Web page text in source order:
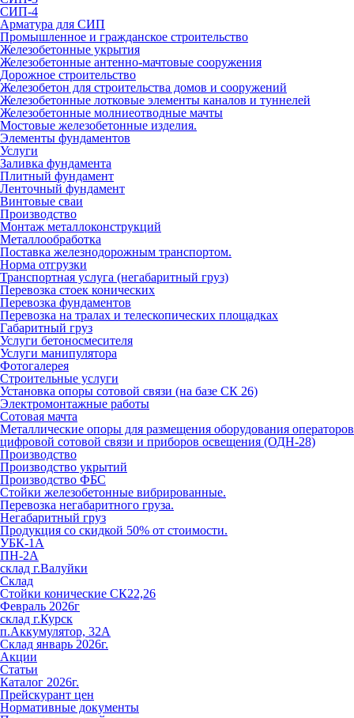
СИП-4
Арматура для СИП
Промышленное и гражданское строительство
Железобетонные укрытия
Железобетонные антенно-мачтовые сооружения
Дорожное строительство
Железобетон для строительства домов и сооружений
Железобетонные лотковые элементы каналов и туннелей
Железобетонные молниеотводные мачты
Мостовые железобетонные изделия.
Элементы фундаментов
Услуги
Заливка фундамента
Плитный фундамент
Ленточный фундамент
Винтовые сваи
Производство
Монтаж металлоконструкций
Металлообработка
Поставка железнодорожным транспортом.
Норма отгрузки
Транспортная услуга (негабаритный груз)
Перевозка стоек конических
Перевозка фундаментов
Перевозка на тралах и телескопических площадках
Габаритный груз
Услуги бетоносмесителя
Услуги манипулятора
Фотогалерея
Строительные услуги
Установка опоры сотовой связи (на базе СК 26)
Электромонтажные работы
Сотовая мачта
Металлические опоры для размещения оборудования операторов
цифровой сотовой связи и приборов освещения (ОДН-28)
Производство
Производство укрытий
Производство ФБС
Стойки железобетонные вибрированные.
Перевозка негабаритного груза.
Негабаритный груз
Продукция со скидкой 50% от стоимости.
УБК-1А
ПН-2А
склад г.Валуйки
Склад
Стойки конические СК22,26
Февраль 2026г
склад г.Курск
п.Аккумулятор, 32А
Склад январь 2026г.
Акции
Статьи
Каталог 2026г.
Прейскурант цен
Нормативные документы